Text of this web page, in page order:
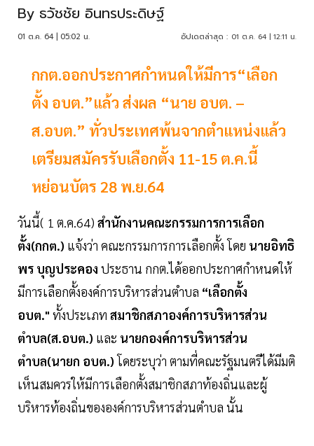
By ธวัชชัย อินทรประดิษฐ์
01 ต.ค. 64 | 05:02 น. อัปเดตล่าสุด : 01 ต.ค. 64 | 12:11 น.
กกต.ออกประกาศกำหนดให้มีการ“เลือก
ตั้ง อบต.”แล้ว ส่งผล “นาย อบต. –
ส.อบต.” ทั่วประเทศพ้นจากตำแหน่งแล้ว
เตรียมสมัครรับเลือกตั้ง 11-15 ต.ค.นี้
หย่อนบัตร 28 พ.ย.64
วันนี้( 1 ต.ค.64) สำนักงานคณะกรรมการการเลือก
ตั้ง(กกต.) แจ้งว่า คณะกรรมการการเลือกตั้ง โดย นายอิทธิ
พร บุญประคอง ประธาน กกต.ได้ออกประกาศกำหนดให้
มีการเลือกตั้งองค์การบริหารส่วนตำบล “เลือกตั้ง
อบต." ทั้งประเภท สมาชิกสภาองค์การบริหารส่วน
ตำบล(ส.อบต.) และ นายกองค์การบริหารส่วน
ตำบล(นายก อบต.)โดยระบุว่า ตามที่คณะรัฐมนตรีได้มีมติ
เห็นสมควรให้มีการเลือกตั้งสมาชิกสภาท้องถิ่นและผู้
บริหารท้องถิ่นขององค์การบริหารส่วนตำบล นั้น